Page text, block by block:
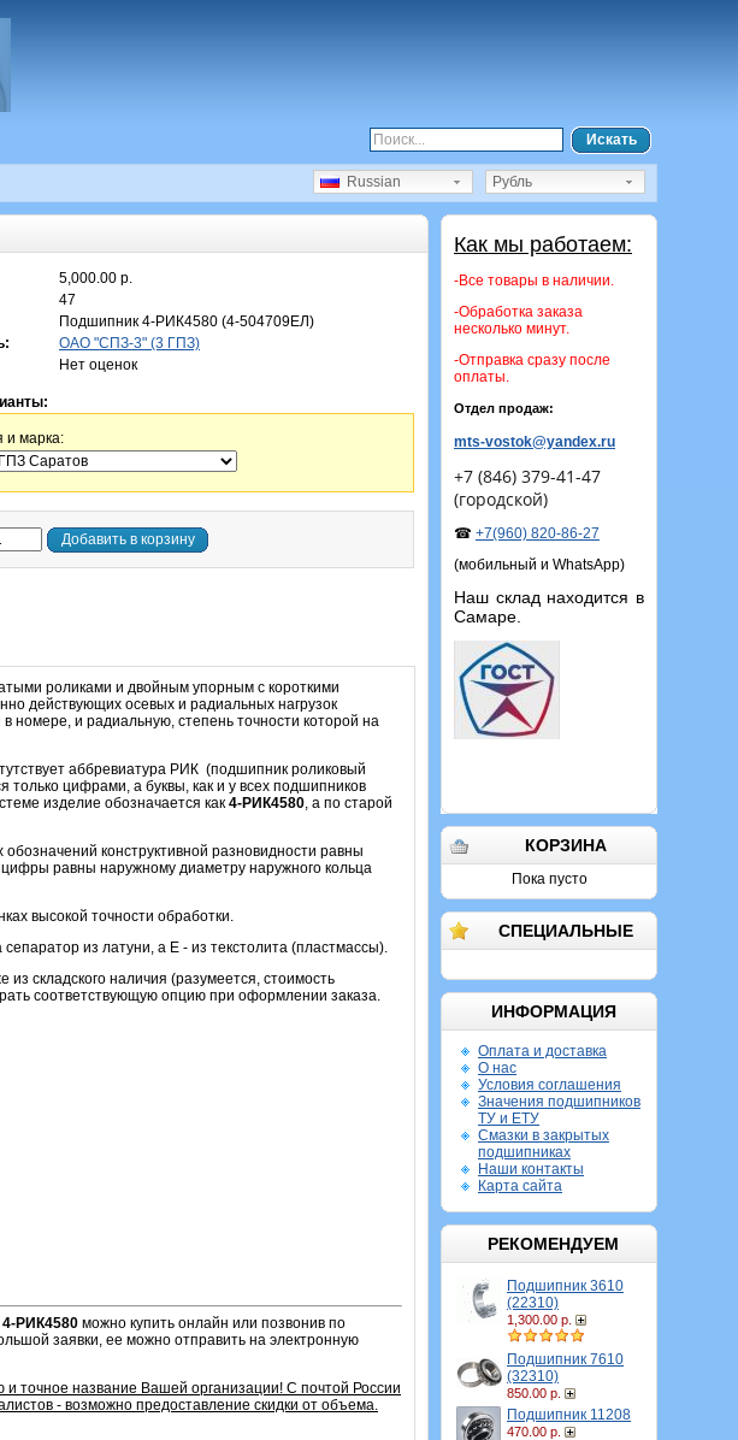
Искать
Рубль
Russian
Как мы работаем:
-Все товары в наличии.
-Обработка заказа
несколько минут.
-Отправка сразу после
оплаты.
Отдел продаж:
mts-vostok@yandex.ru
+7 (846) 379-41-47
(городской)
☎ +7(960) 820-86-27
(мобильный и WhatsApp)
Наш склад находится в
Самаре.
КОРЗИНА
Пока пусто
СПЕЦИАЛЬНЫЕ
ИНФОРМАЦИЯ
Оплата и доставка
О нас
Условия соглашения
Значения подшипников
ТУ и ЕТУ
Смазки в закрытых
подшипниках
Наши контакты
Карта сайта
РЕКОМЕНДУЕМ
Подшипник 3610
(22310)
1,300.00 р.
Подшипник 7610
(32310)
850.00 р.
Подшипник 11208
470.00 р.
5,000.00 р.
47
Подшипник 4-РИК4580 (4-504709ЕЛ)
ОАО "СПЗ-3" (3 ГПЗ)
Нет оценок
и марка:
Добавить в корзину
роликами и двойным упорным с короткими
действующих осевых и радиальных нагрузок
номере, и радиальную, степень точности которой на
аббревиатура РИК (подшипник роликовый
только цифрами, а буквы, как и у всех подшипников
изделие обозначается как 4-РИК4580, а по старой
конструктивной разновидности равны
равны наружному диаметру наружного кольца
высокой точности обработки.
из латуни, а Е - из текстолита (пластмассы).
из складского наличия (разумеется, стоимость
соответствующую опцию при оформлении заказа.
РИК4580 можно купить онлайн или позвонив по
заявки, ее можно отправить на электронную
и точное название Вашей организации! С почтой России
- возможно предоставление скидки от объема.